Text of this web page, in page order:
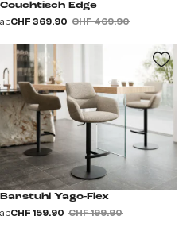
Couchtisch Edge
abCHF 369.90 CHF 469.90
Barstuhl Yago-Flex
abCHF 159.90 CHF 199.90